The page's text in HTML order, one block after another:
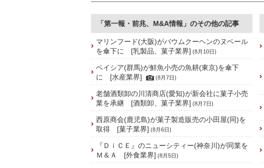
「第一報・前兆、M&A情報」のその他の記事
マリンフード(大阪)がバウムクーヘンのヌベール
を傘下に [乳製品、菓子業界] (8月10日)
ベイシア(群馬)が鮮魚小売の魚耕(東京)を傘下
に [水産業界]
(8月7日)
老舗酒類卸の川清商店(愛知)が新会社に菓子小売
業を承継 [酒類卸、菓子業界] (8月7日)
西原商会(鹿児島)が菓子製造販売の小田屋(同)を
取得 [菓子業界] (8月6日)
『ＤｉＣＥ』のニューシティー(神奈川)が同業を
Ｍ＆Ａ [外食業界] (8月5日)